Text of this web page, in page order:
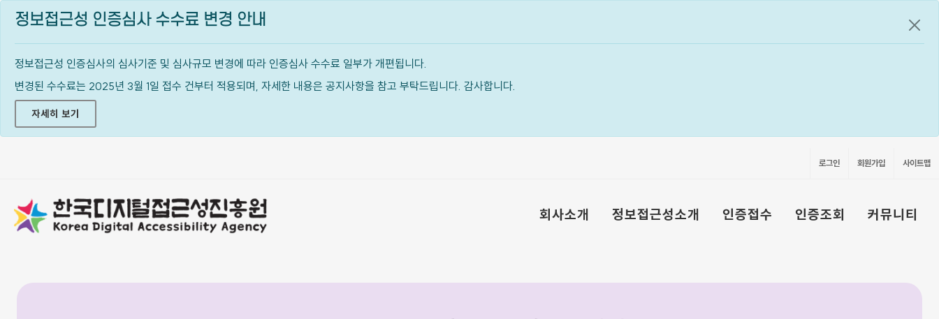
정보접근성 인증심사 수수료 변경 안내
정보접근성 인증심사의 심사기준 및 심사규모 변경에 따라 인증심사 수수료 일부가 개편됩니다.
변경된 수수료는 2025년 3월 1일 접수 건부터 적용되며, 자세한 내용은 공지사항을 참고 부탁드립니다. 감사합니다.
자세히 보기
공지
로그인 회원가입 사이트맵
회사소개 정보접근성소개 인증접수 인증조회 커뮤니티